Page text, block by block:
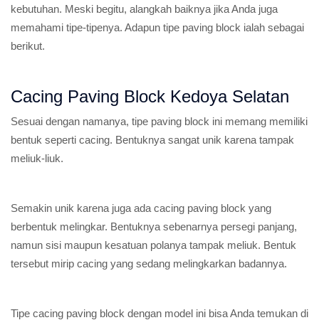
kebutuhan. Meski begitu, alangkah baiknya jika Anda juga
memahami tipe-tipenya. Adapun tipe paving block ialah sebagai
berikut.
Cacing Paving Block Kedoya Selatan
Sesuai dengan namanya, tipe paving block ini memang memiliki
bentuk seperti cacing. Bentuknya sangat unik karena tampak
meliuk-liuk.
Semakin unik karena juga ada cacing paving block yang
berbentuk melingkar. Bentuknya sebenarnya persegi panjang,
namun sisi maupun kesatuan polanya tampak meliuk. Bentuk
tersebut mirip cacing yang sedang melingkarkan badannya.
Tipe cacing paving block dengan model ini bisa Anda temukan di